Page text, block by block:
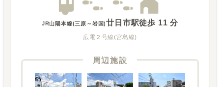
JR山陽本線(三原～岩国)廿日市駅徒歩 11 分
広電２号線(宮島線)
周辺施設